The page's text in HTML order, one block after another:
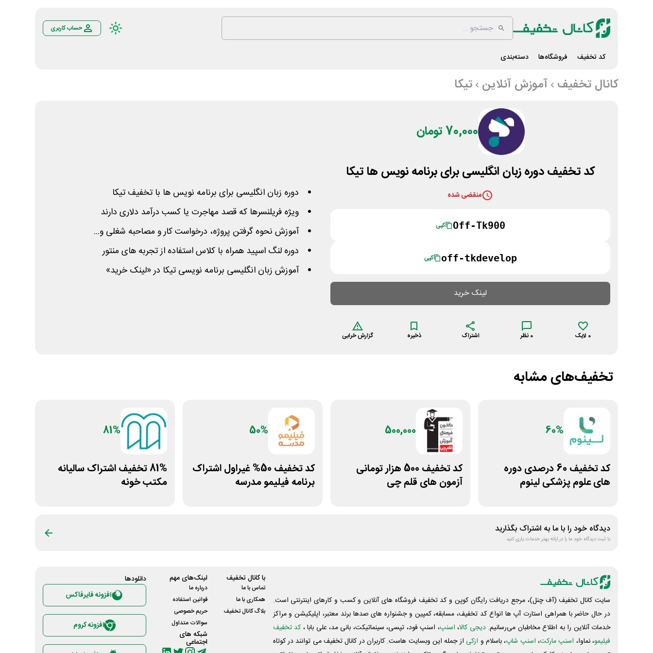
حساب کاربری
کد تخفیف فروشگاه‌ها دسته‌بندی
کانال تخفیف آموزش آنلاین تیکا
70,000 تومان
کد تخفیف دوره زبان انگلیسی برای برنامه نویس ها تیکا
منقضی شده
Off-Tk900 کپی
off-tkdevelop کپی
لینک خرید
0 لایک 0 نظر اشتراک ذخیره گزارش خرابی
دوره زبان انگلیسی برای برنامه نویس ها با تخفیف تیکا
ویژه فریلنسرها که قصد مهاجرت یا کسب درآمد دلاری دارند
آموزش نحوه گرفتن پروژه، درخواست کار و مصاحبه شغلی و...
دوره لنگ اسپید همراه با کلاس استفاده از تجربه های منتور
آموزش زبان انگلیسی برنامه نویسی تیکا در «لینک خرید»
تخفیف‌های مشابه
60%
کد تخفیف 60 درصدی دوره
های علوم پزشکی لینوم
500,000
کد تخفیف 500 هزار تومانی
آزمون های قلم چی
50%
کد تخفیف 50% غیراول اشتراک
برنامه فیلیمو مدرسه
81%
81% تخفیف اشتراک سالیانه
مکتب خونه
دیدگاه خود را با ما به اشتراک بگذارید
با ثبت دیدگاه خود ما را در ارائه بهتر خدمات یاری کنید
سایت کانال تخفیف (آف چنل)، مرجع دریافت رایگان کوپن و کد تخفیف فروشگاه های آنلاین و کسب و‌ کارهای اینترنتی است.
در حال حاضر با همراهی استارت آپ ها انواع کد تخفیف، مسابقه، کمپین و جشنواره های صدها برند معتبر، اپلیکیشن و مراکز
خدمات آنلاین را به اطلاع مخاطبان می‌رسانیم. دیجی کالا، اسنپ، اسنپ فود، تپسی، سینماتیکت، بانی مد، علی‌ بابا ، کد تخفیف
فیلیمو، نماوا، اسنپ مارکت، اسنپ شاپ، باسلام و ازکی از جمله این وبسایت ‌هاست. کاربران در کانال تخفیف می توانند در کوتاه
با کانال تخفیف
تماس با ما
همکاری با ما
بلاگ کانال تخفیف
لینک‌های مهم
درباره ما
قوانین استفاده
حریم خصوصی
سوالات متداول
شبکه های
اجتماعی
دانلود‌ها
افزونه فایرفاکس
افزونه کروم